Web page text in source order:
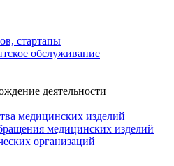
стартапы
обслуживание
деятельности
медицинских изделий
медицинских изделий
организаций